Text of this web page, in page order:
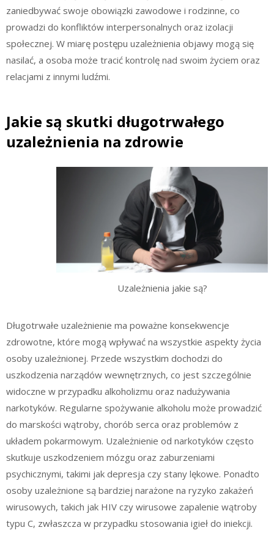
zaniedbywać swoje obowiązki zawodowe i rodzinne, co
prowadzi do konfliktów interpersonalnych oraz izolacji
społecznej. W miarę postępu uzależnienia objawy mogą się
nasilać, a osoba może tracić kontrolę nad swoim życiem oraz
relacjami z innymi ludźmi.
Jakie są skutki długotrwałego
uzależnienia na zdrowie
Uzależnienia jakie są?
Długotrwałe uzależnienie ma poważne konsekwencje
zdrowotne, które mogą wpływać na wszystkie aspekty życia
osoby uzależnionej. Przede wszystkim dochodzi do
uszkodzenia narządów wewnętrznych, co jest szczególnie
widoczne w przypadku alkoholizmu oraz nadużywania
narkotyków. Regularne spożywanie alkoholu może prowadzić
do marskości wątroby, chorób serca oraz problemów z
układem pokarmowym. Uzależnienie od narkotyków często
skutkuje uszkodzeniem mózgu oraz zaburzeniami
psychicznymi, takimi jak depresja czy stany lękowe. Ponadto
osoby uzależnione są bardziej narażone na ryzyko zakażeń
wirusowych, takich jak HIV czy wirusowe zapalenie wątroby
typu C, zwłaszcza w przypadku stosowania igieł do iniekcji.